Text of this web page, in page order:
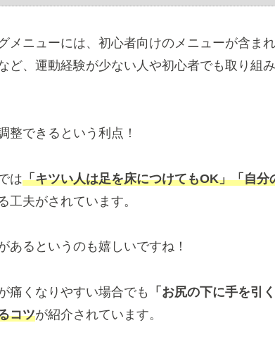
メニューには、初心者向けのメニューが含ま
ど、運動経験が少ない人や初心者でも取り組
整できるという利点！
は「キツい人は足を床につけてもOK」「自分
工夫がされています。
あるというのも嬉しいですね！
痛くなりやすい場合でも 「お尻の下に手を引
コツが紹介されています。